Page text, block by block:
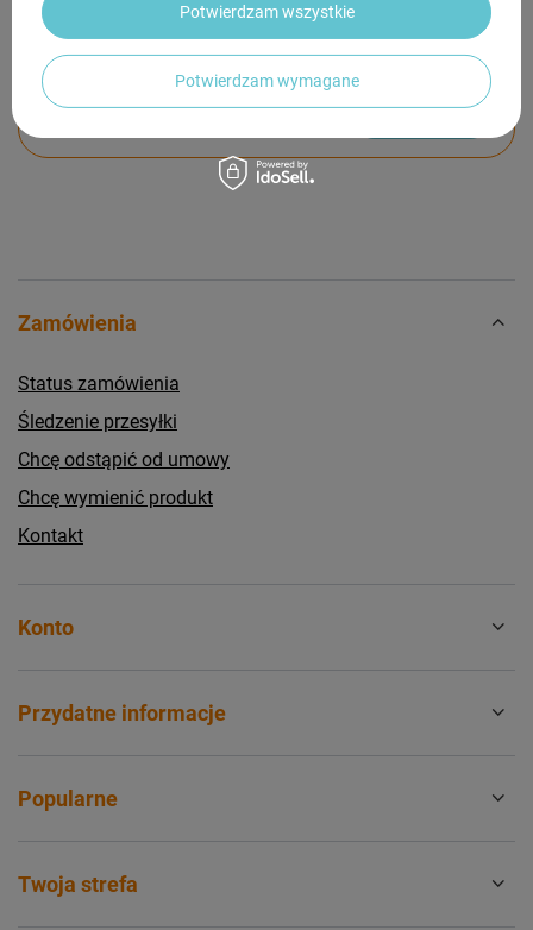
Potrzebujesz pomocy? Masz pytania?
Zadaj pytanie a my odpowiemy niezwłocznie,
najciekawsze pytania i odpowiedzi publikując
Zadaj pytanie
Zamówienia
Status zamówienia
Śledzenie przesyłki
Chcę odstąpić od umowy
Chcę wymienić produkt
Kontakt
Konto
Przydatne informacje
Popularne
Twoja strefa
Potwierdzam wymagane
Potwierdzam wszystkie